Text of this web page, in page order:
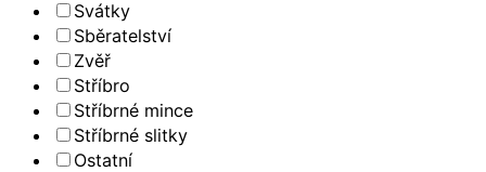
Svátky
Sběratelství
Zvěř
Stříbro
Stříbrné mince
Stříbrné slitky
Ostatní